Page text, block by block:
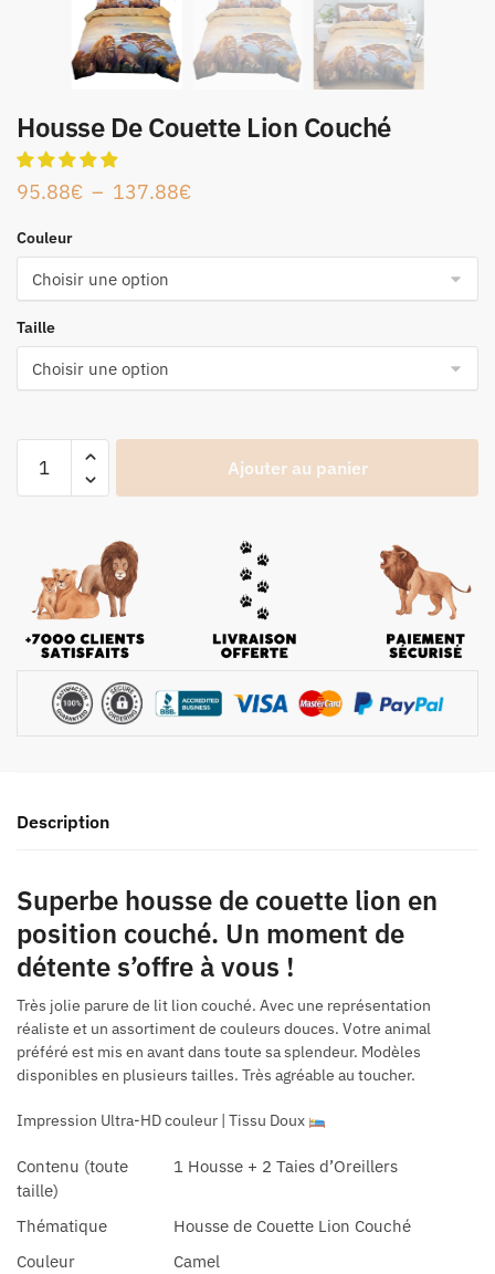
Housse De Couette Lion Couché
95.88€ – 137.88€
Couleur
Taille
Ajouter au panier
Description
Superbe housse de couette lion en
position couché. Un moment de
détente s’offre à vous !
Très jolie parure de lit lion couché. Avec une représentation
réaliste et un assortiment de couleurs douces. Votre animal
préféré est mis en avant dans toute sa splendeur. Modèles
disponibles en plusieurs tailles. Très agréable au toucher.
Impression Ultra-HD couleur | Tissu Doux
Contenu (toute
taille)
1 Housse + 2 Taies d’Oreillers
Thématique
Housse de Couette Lion Couché
Couleur
Camel